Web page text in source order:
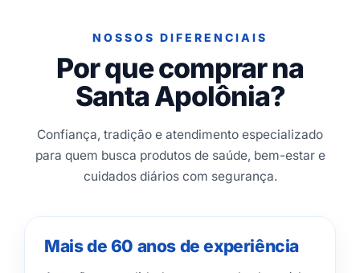
NOSSOS DIFERENCIAIS
Por que comprar na
Santa Apolônia?
Confiança, tradição e atendimento especializado
para quem busca produtos de saúde, bem-estar e
cuidados diários com segurança.
Mais de 60 anos de experiência